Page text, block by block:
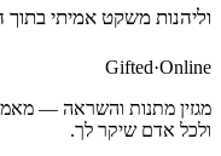
וליהנות משקט אמיתי
Gifted·Online
מגזין מתנות והשראה —
ולכל אדם שיקר לך.